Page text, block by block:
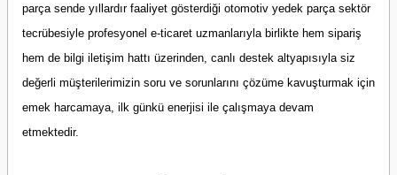
parça sende yıllardır faaliyet gösterdiği otomotiv yedek parça sektör
tecrübesiyle profesyonel e-ticaret uzmanlarıyla birlikte hem sipariş
hem de bilgi iletişim hattı üzerinden, canlı destek altyapısıyla siz
değerli müşterilerimizin soru ve sorunlarını çözüme kavuşturmak için
emek harcamaya, ilk günkü enerjisi ile çalışmaya devam
etmektedir.